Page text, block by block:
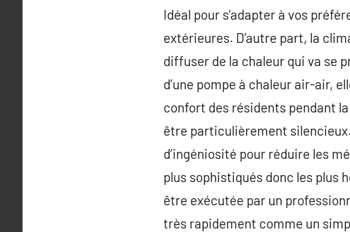
Idéal pour s’adapter à vos
extérieures. D’autre part, la
diffuser de la chaleur qui va se
d’une pompe à chaleur air-air,
confort des résidents pendant
être particulièrement
d’ingéniosité pour réduire les
plus sophistiqués donc les plus
être exécutée par un
très rapidement comme un